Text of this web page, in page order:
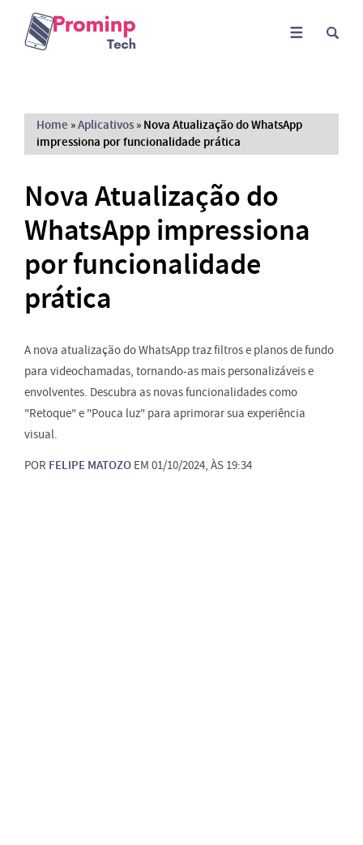
Home »Aplicativos » Nova Atualização do WhatsApp
impressiona por funcionalidade prática
Nova Atualização do
WhatsApp impressiona
por funcionalidade
prática
A nova atualização do WhatsApp traz filtros e planos de fundo
para videochamadas, tornando-as mais personalizáveis e
envolventes. Descubra as novas funcionalidades como
"Retoque" e "Pouca luz" para aprimorar sua experiência
visual.
POR FELIPE MATOZO EM 01/10/2024, ÀS 19:34